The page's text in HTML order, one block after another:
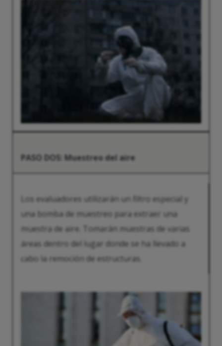
PASO DOS: Muestreo del aire
Los evaluadores utilizarán un filtro especial y
una bomba de muestreo para extraer una
muestra de aire. Tomarán muestras de varias
áreas dentro del lugar donde se ha llevado a
cabo la remoción de estructuras.